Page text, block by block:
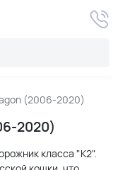
(2006-2020)
2020)
класса "К2".